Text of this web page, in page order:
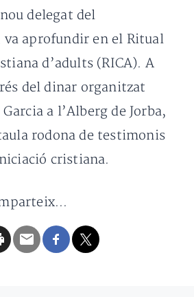
delegat del
va aprofundir en el Ritual
d’adults (RICA). A
del dinar organitzat
a l’Alberg de Jorba,
rodona de testimonis
cristiana.